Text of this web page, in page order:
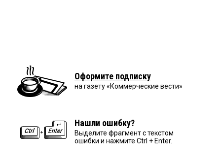
Оформите подписку
на газету «Коммерческие вести»
Нашли ошибку?
Выделите фрагмент с текстом
ошибки и нажмите Ctrl + Enter.